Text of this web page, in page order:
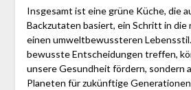
Insgesamt ist eine grüne Küche, die
Backzutaten basiert, ein Schritt in
einen umweltbewussteren
bewusste Entscheidungen treffen,
unsere Gesundheit fördern, sondern
Planeten für zukünftige